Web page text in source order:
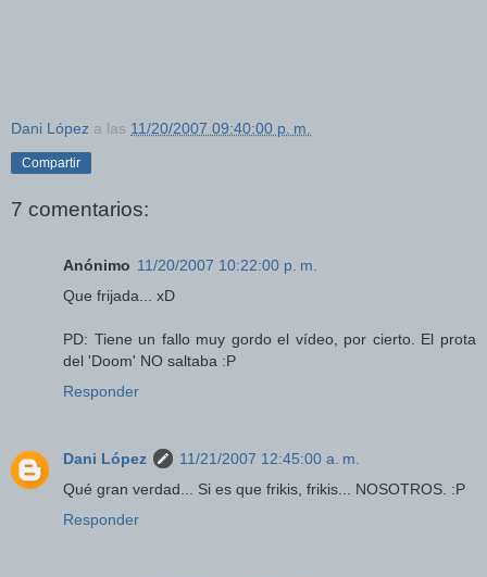
Dani López a las 11/20/2007 09:40:00 p. m.
Compartir
7 comentarios:
Anónimo 11/20/2007 10:22:00 p. m.
Que frijada... xD
PD: Tiene un fallo muy gordo el vídeo, por cierto. El prota
del 'Doom' NO saltaba :P
Responder
Dani López
11/21/2007 12:45:00 a. m.
Qué gran verdad... Si es que frikis, frikis... NOSOTROS. :P
Responder